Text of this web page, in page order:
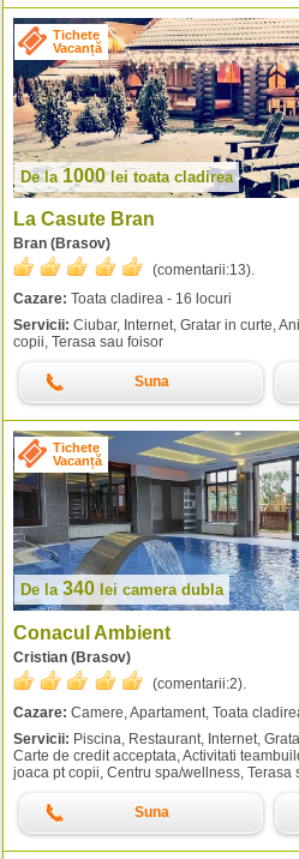
Tichete
Vacanță
De la 1000lei toata cladirea
La Casute Bran
Bran (Brasov)
(comentarii:13).
Cazare: Toata cladirea - 16 locuri
Servicii: Ciubar, Internet, Gratar in curte,
copii, Terasa sau foisor
Suna
Tichete
Vacanță
De la 340 lei camera dubla
Conacul Ambient
Cristian (Brasov)
(comentarii:2).
Cazare: Camere, Apartament, Toata
Servicii: Piscina, Restaurant, Internet,
Carte de credit acceptata, Activitati
joaca pt copii, Centru spa/wellness, Terasa
Suna